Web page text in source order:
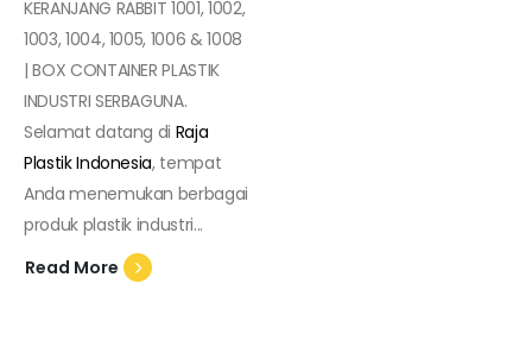
KERANJANG RABBIT 1001, 1002,
1003, 1004, 1005, 1006 & 1008
| BOX CONTAINER PLASTIK
INDUSTRI SERBAGUNA.
Selamat datang di Raja
Plastik Indonesia, tempat
Anda menemukan berbagai
produk plastik industri...
Read More